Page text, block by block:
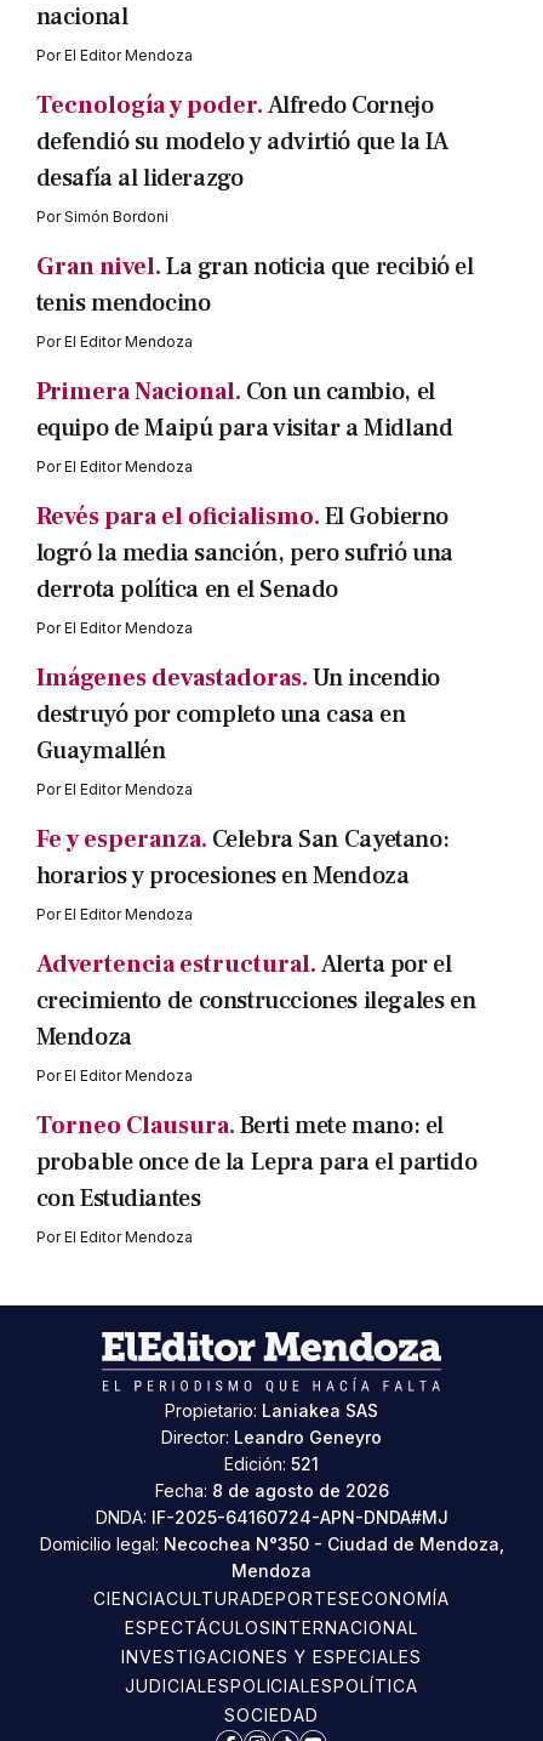
nacional
PorEl Editor Mendoza
Tecnología y poder.Alfredo Cornejo
defendió su modelo y advirtió que la IA
desafía al liderazgo
PorSimón Bordoni
Gran nivel.La gran noticia que recibió el
tenis mendocino
PorEl Editor Mendoza
Primera Nacional. Con un cambio, el
equipo de Maipú para visitar a Midland
PorEl Editor Mendoza
Revés para el oficialismo.El Gobierno
logró la media sanción, pero sufrió una
derrota política en el Senado
PorEl Editor Mendoza
Imágenes devastadoras.Un incendio
destruyó por completo una casa en
Guaymallén
PorEl Editor Mendoza
Fe y esperanza. Celebra San Cayetano:
horarios y procesiones en Mendoza
PorEl Editor Mendoza
Advertencia estructural.Alerta por el
crecimiento de construcciones ilegales en
Mendoza
PorEl Editor Mendoza
Torneo Clausura.Berti mete mano: el
probable once de la Lepra para el partido
con Estudiantes
PorEl Editor Mendoza
Propietario: Laniakea SAS
Director: Leandro Geneyro
Edición: 521
Fecha: 8 de agosto de 2026
DNDA: IF-2025-64160724-APN-DNDA#MJ
Domicilio legal: Necochea N°350 - Ciudad de Mendoza,
Mendoza
CIENCIACULTURADEPORTESECONOMÍA
ESPECTÁCULOSINTERNACIONAL
INVESTIGACIONES Y ESPECIALES
JUDICIALESPOLICIALESPOLÍTICA
SOCIEDAD